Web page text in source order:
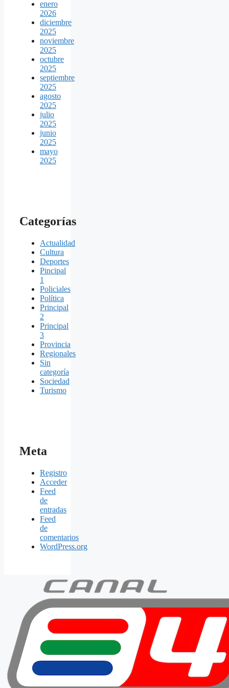
enero
2026
diciembre
2025
noviembre
2025
octubre
2025
septiembre
2025
agosto
2025
julio
2025
junio
2025
mayo
2025
Categorías
Actualidad
Cultura
Deportes
Pincipal
1
Policiales
Política
Principal
2
Principal
3
Provincia
Regionales
Sin
categoría
Sociedad
Turismo
Meta
Registro
Acceder
Feed
de
entradas
Feed
de
comentarios
WordPress.org